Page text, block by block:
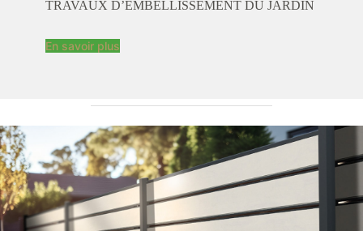
TRAVAUX D’EMBELLISSEMENT DU JARDIN
En savoir plus